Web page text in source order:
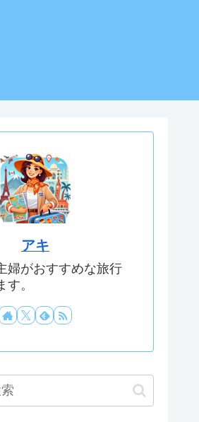
アキ
婦がおすすめな旅行
す。